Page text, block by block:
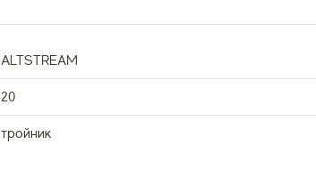
ALTSTREAM
20
тройник